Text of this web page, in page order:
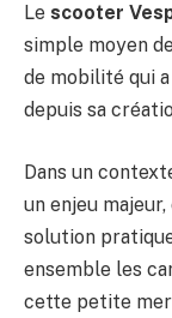
Le scooter
simple moyen
de mobilité qui
depuis sa
Dans un
un enjeu
solution
ensemble les
cette petite